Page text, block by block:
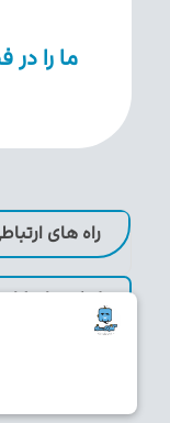
ما را
راه های
لینک های